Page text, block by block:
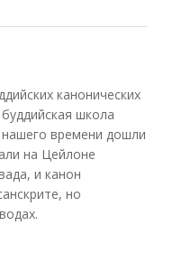
канонических
школа
нашего времени дошли
на Цейлоне
и канон
но